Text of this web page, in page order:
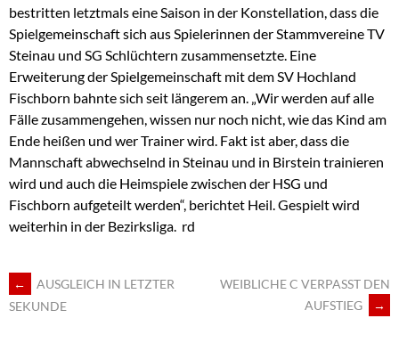
bestritten letztmals eine Saison in der Konstellation, dass die
Spielgemeinschaft sich aus Spielerinnen der Stammvereine TV
Steinau und SG Schlüchtern zusammensetzte. Eine
Erweiterung der Spielgemeinschaft mit dem SV Hochland
Fischborn bahnte sich seit längerem an. „Wir werden auf alle
Fälle zusammengehen, wissen nur noch nicht, wie das Kind am
Ende heißen und wer Trainer wird. Fakt ist aber, dass die
Mannschaft abwechselnd in Steinau und in Birstein trainieren
wird und auch die Heimspiele zwischen der HSG und
Fischborn aufgeteilt werden“, berichtet Heil. Gespielt wird
weiterhin in der Bezirksliga. rd
ARTIKEL-
←
AUSGLEICH IN LETZTER
SEKUNDE
WEIBLICHE C VERPASST DEN
AUFSTIEG
→